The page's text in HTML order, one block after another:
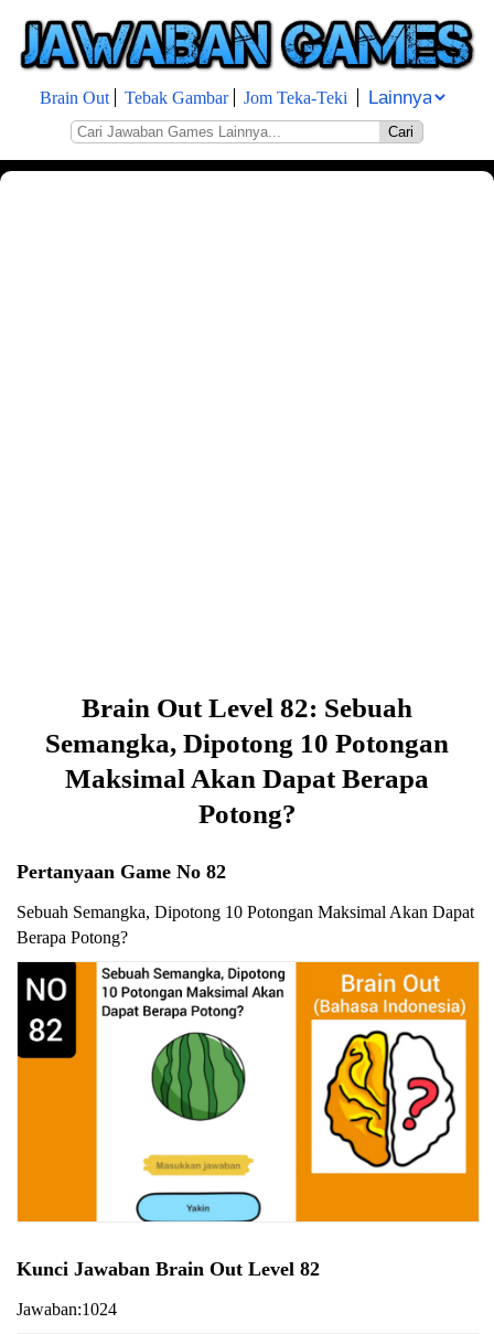
Brain Out Tebak Gambar Jom Teka-Teki
Cari
Brain Out Level 82: Sebuah
Semangka, Dipotong 10 Potongan
Maksimal Akan Dapat Berapa
Potong?
Pertanyaan Game No 82
Sebuah Semangka, Dipotong 10 Potongan Maksimal Akan Dapat
Berapa Potong?
Kunci Jawaban Brain Out Level 82
Jawaban:1024